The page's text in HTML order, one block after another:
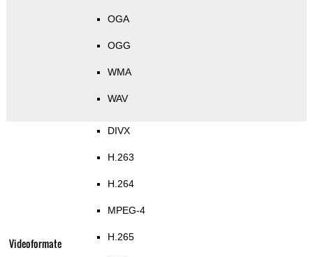
OGA
OGG
WMA
WAV
Videoformate
DIVX
H.263
H.264
MPEG-4
H.265